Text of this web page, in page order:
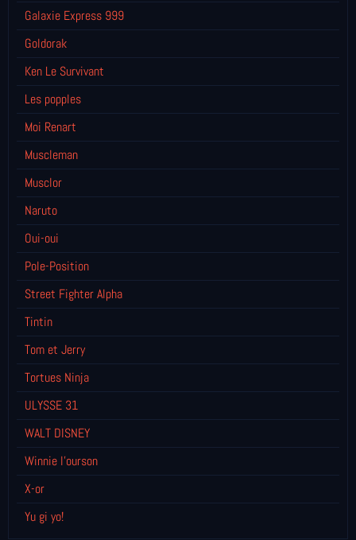
Galaxie Express 999
Goldorak
Ken Le Survivant
Les popples
Moi Renart
Muscleman
Musclor
Naruto
Oui-oui
Pole-Position
Street Fighter Alpha
Tintin
Tom et Jerry
Tortues Ninja
ULYSSE 31
WALT DISNEY
Winnie l’ourson
X-or
Yu gi yo!